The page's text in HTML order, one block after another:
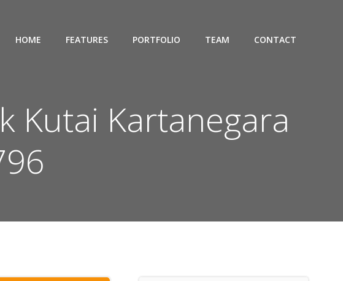
HOME FEATURES PORTFOLIO TEAM CONTACT
Kutai Kartanegara